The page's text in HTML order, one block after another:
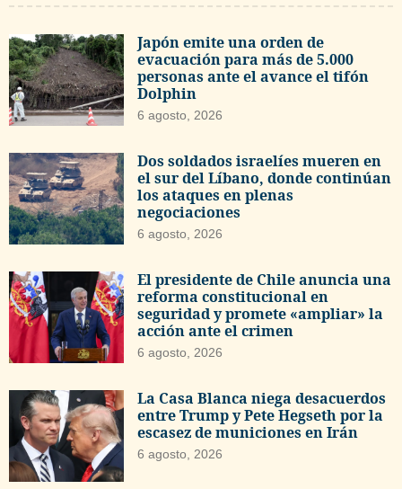
Japón emite una orden de
evacuación para más de 5.000
personas ante el avance el tifón
Dolphin
6 agosto, 2026
Dos soldados israelíes mueren en
el sur del Líbano, donde continúan
los ataques en plenas
negociaciones
6 agosto, 2026
El presidente de Chile anuncia una
reforma constitucional en
seguridad y promete «ampliar» la
acción ante el crimen
6 agosto, 2026
La Casa Blanca niega desacuerdos
entre Trump y Pete Hegseth por la
escasez de municiones en Irán
6 agosto, 2026